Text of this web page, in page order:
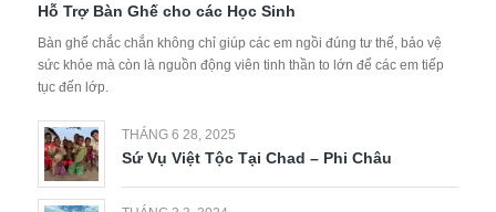
Hỗ Trợ Bàn Ghế cho các Học Sinh
Bàn ghế chắc chắn không chỉ giúp các em ngồi đúng tư thế, bảo vệ
sức khỏe mà còn là nguồn động viên tinh thần to lớn để các em tiếp
tục đến lớp.
THÁNG 6 28, 2025
Sứ Vụ Việt Tộc Tại Chad – Phi Châu